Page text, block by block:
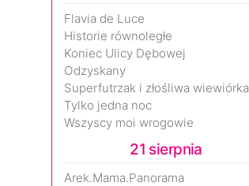
Flavia de Luce
Historie równoległe
Koniec Ulicy Dębowej
Odzyskany
Superfutrzak i złośliwa wiewiórka
Tylko jedna noc
Wszyscy moi wrogowie
21 sierpnia
Arek.Mama.Panorama